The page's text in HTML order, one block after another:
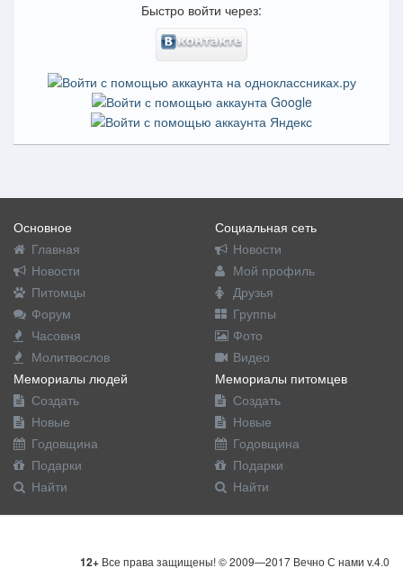
Быстро войти через:
Основное
Главная
Новости
Питомцы
Форум
Часовня
Молитвослов
Социальная сеть
Новости
Мой профиль
Друзья
Группы
Фото
Видео
Мемориалы людей
Создать
Новые
Годовщина
Подарки
Найти
Мемориалы питомцев
Создать
Новые
Годовщина
Подарки
Найти
12+ Все права защищены! © 2009—2017 Вечно С нами v.4.0